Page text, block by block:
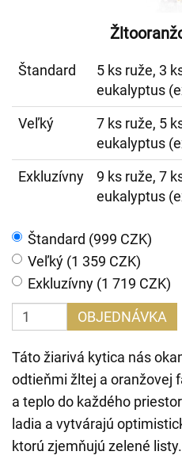
Štandard
5 ks ruže, 3
eukalyptus
Veľký
7 ks ruže, 5
eukalyptus
Exkluzívny
9 ks ruže, 7
eukalyptus
Štandard (999 CZK)
Veľký (1 359 CZK)
Exkluzívny (1 719 CZK)
OBJEDNÁVKA
Táto žiarivá kytica nás
odtieňmi žltej a oranžovej
a teplo do každého
ladia a vytvárajú
ktorú zjemňujú zelené